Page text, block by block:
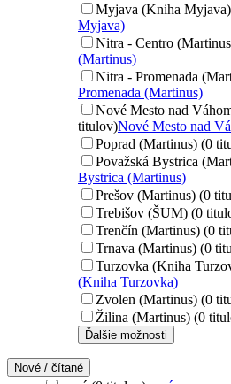
Myjava (Kniha
Myjava)
Nitra - Centro
(Martinus)
Nitra - Promenada
Promenada (Martinus)
Nové Mesto nad
titulov)Nové Mesto nad
Poprad (Martinus) (0
Považská Bystrica
Bystrica (Martinus)
Prešov (Martinus) (0
Trebišov (ŠUM) (0
Trenčín (Martinus) (0
Trnava (Martinus) (0
Turzovka (Kniha
(Kniha Turzovka)
Zvolen (Martinus) (0
Žilina (Martinus) (0
Ďalšie možnosti
Nové / čítané